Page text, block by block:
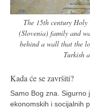
The 15th century
(Slovenia) family and
behind a wall that the
Turkish
Kada će se završiti?
Samo Bog zna. Sigurno
ekonomskih i socijalnih